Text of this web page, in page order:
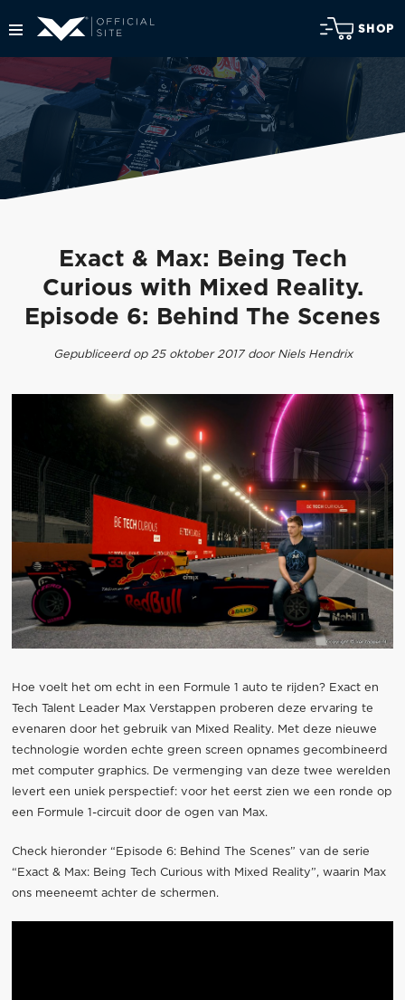
SHOP
Exact & Max: Being Tech
Curious with Mixed Reality.
Episode 6: Behind The Scenes
Gepubliceerd op 25 oktober 2017 door Niels Hendrix
Hoe voelt het om echt in een Formule 1 auto te rijden? Exact en
Tech Talent Leader Max Verstappen proberen deze ervaring te
evenaren door het gebruik van Mixed Reality. Met deze nieuwe
technologie worden echte green screen opnames gecombineerd
met computer graphics. De vermenging van deze twee werelden
levert een uniek perspectief: voor het eerst zien we een ronde op
een Formule 1-circuit door de ogen van Max.
Check hieronder “Episode 6: Behind The Scenes” van de serie
“Exact & Max: Being Tech Curious with Mixed Reality”, waarin Max
ons meeneemt achter de schermen.